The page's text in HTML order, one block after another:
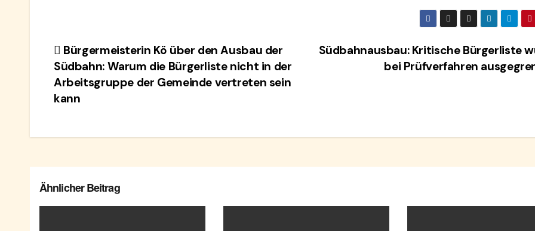
Beitragsnavigation
Südbahnausbau: Kritische Bürgerliste
bei Prüfverfahren
Bürgermeisterin Kö über den Ausbau der
Südbahn: Warum die Bürgerliste nicht in der
Arbeitsgruppe der Gemeinde vertreten sein
kann
Ähnlicher Beitrag